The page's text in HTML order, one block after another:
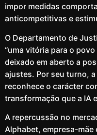
impor medidas
anticompetitivas e
O Departamento de
“uma vitória para o
deixado em aberto a
ajustes. Por seu turno,
reconhece o carácter
transformação que a IA
A repercussão no
Alphabet, empresa-mãe